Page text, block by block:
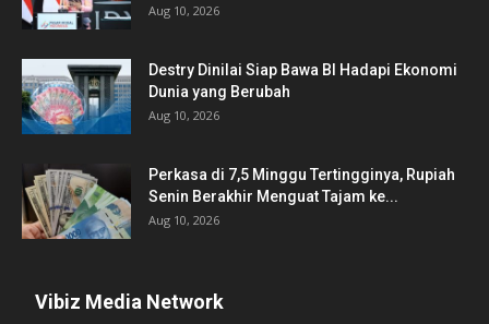
Aug 10, 2026
Destry Dinilai Siap Bawa BI Hadapi Ekonomi
Dunia yang Berubah
Aug 10, 2026
Perkasa di 7,5 Minggu Tertingginya, Rupiah
Senin Berakhir Menguat Tajam ke...
Aug 10, 2026
Vibiz Media Network